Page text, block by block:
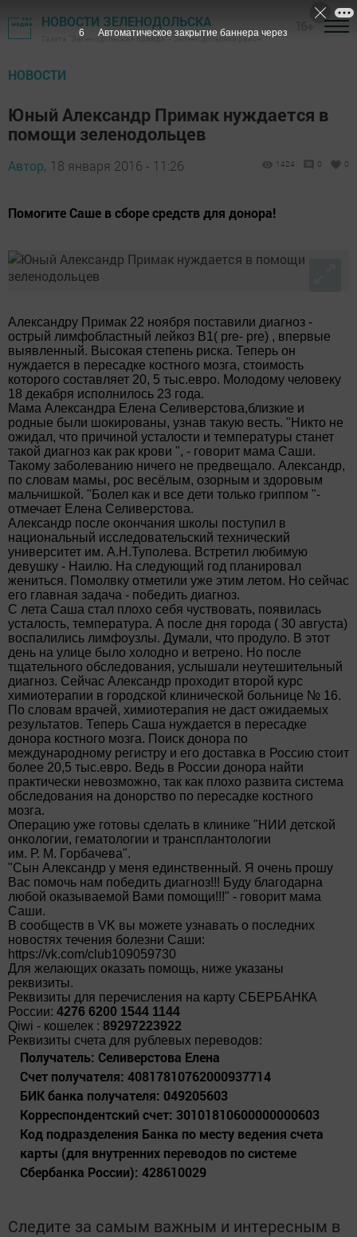
НОВОСТИ ЗЕЛЕНОДОЛЬСКА
Газета "Зеленодольская правда" - Зеленодольский район
НОВОСТИ
Юный Александр Примак нуждается в
помощи зеленодольцев
Автор, 18 января 2016 - 11:26 1424 0 0
Помогите Саше в сборе средств для донора!
Александру Примак 22 ноября поставили диагноз -
острый лимфобластный лейкоз B1( pre- pre) , впервые
выявленный. Высокая степень риска. Теперь он
нуждается в пересадке костного мозга, стоимость
которого составляет 20, 5 тыс.евро. Молодому человеку
18 декабря исполнилось 23 года.
Мама Александра Елена Селиверстова,близкие и
родные были шокированы, узнав такую весть. "Никто не
ожидал, что причиной усталости и температуры станет
такой диагноз как рак крови ", - говорит мама Саши.
Такому заболеванию ничего не предвещало. Александр,
по словам мамы, рос весёлым, озорным и здоровым
мальчишкой. "Болел как и все дети только гриппом "-
отмечает Елена Селиверстова.
Александр после окончания школы поступил в
национальный исследовательский технический
университет им. А.Н.Туполева. Встретил любимую
девушку - Наилю. На следующий год планировал
жениться. Помолвку отметили уже этим летом. Но сейчас
его главная задача - победить диагноз.
С лета Саша стал плохо себя чуствовать, появилась
усталость, температура. А после дня города ( 30 августа)
воспалились лимфоузлы. Думали, что продуло. В этот
день на улице было холодно и ветрено. Но после
тщательного обследования, услышали неутешительный
диагноз. Сейчас Александр проходит второй курс
химиотерапии в городской клинической больнице № 16.
По словам врачей, химиотерапия не даст ожидаемых
результатов. Теперь Саша нуждается в пересадке
донора костного мозга. Поиск донора по
международному регистру и его доставка в Россию стоит
более 20,5 тыс.евро. Ведь в России донора найти
практически невозможно, так как плохо развита система
обследования на донорство по пересадке костного
мозга.
Операцию уже готовы сделать в клинике "НИИ детской
онкологии, гематологии и трансплантологии
им. Р. М. Горбачева".
"Сын Александр у меня единственный. Я очень прошу
Вас помочь нам победить диагноз!!! Буду благодарна
любой оказываемой Вами помощи!!!" - говорит мама
Саши.
В сообществ в VK вы можете узнавать о последних
новостях течения болезни Саши:
https://vk.com/club109059730
Для желающих оказать помощь, ниже указаны
реквизиты.
Реквизиты для перечисления на карту СБЕРБАНКА
России: 4276 6200 1544 1144
Qiwi - кошелек : 89297223922
Реквизиты счета для рублевых переводов:
Получатель: Селиверстова Елена
Счет получателя: 40817810762000937714
БИК банка получателя: 049205603
Корреспондентский счет: 30101810600000000603
Код подразделения Банка по месту ведения счета
карты (для внутренних переводов по системе
Сбербанка России): 428610029
Следите за самым важным и интересным в
5 Автоматическое закрытие баннера через